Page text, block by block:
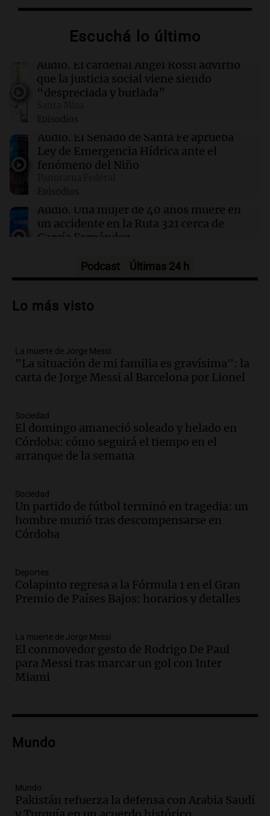
El papa León XIV exige el cese de ataques a
09:21 Espectáculos
Carlos Rottemberg presenta "Pasen y Lean",
su obra sobre 50 años en el teatro argentino
09:20 Sociedad
Un local en Dock Sud que hace reír a los chicos
a cambio de un pancho
El juicio a "Pity" Álvarez por el asesinato de
Cristian Díaz en Villa Lugano iniciará este
lunes
Escuchá lo último
Audio. El cardenal Ángel Rossi advirtió
que la justicia social viene siendo
“despreciada y burlada”
Episodios
Audio. El Senado de Santa Fe aprueba
Ley de Emergencia Hídrica ante el
fenómeno del Niño
Episodios
Audio. Una mujer de 40 años muere en
un accidente en la Ruta 321 cerca de
García Fernández
Audio.El Tesoro Nacional captura 12
liquidez de 4 billones
Audio.La lección del Titanic y la
humildad en tiempos de tormenta
según San Ignacio de Loyola
Audio.Tormentas y filtraciones: "El
agua entra por donde menos
imaginamos"
Audio.
Nahuel Pennisi y la huella de
Mercedes Sosa: "La emoción es el filtro
máximo".
Una Mañana para todos Rosario
Audio.
Orellana Lucca celebró su peña
de folclore en Córdoba
Tarde y Media
Audio.Trágico accidente en Mendoza:
un muerto y varios heridos tras caída de
vehículos desde un puente
Panorama Federal
Audio.Tragedia en Mendoza: un muerto
un puente
Audio.
Rosario para acompañar a su familia
Podcast Últimas 24 h
Lo más visto
La muerte de Jorge Messi
"La situación de mi familia es gravísima": la
carta de Jorge Messi al Barcelona por Lionel
Sociedad
El domingo amaneció soleado y helado en
Córdoba: cómo seguirá el tiempo en el
arranque de la semana
Sociedad
Un partido de fútbol terminó en tragedia: un
hombre murió tras descompensarse en
Córdoba
Deportes
Colapinto regresa a la Fórmula 1 en el Gran
Premio de Países Bajos: horarios y detalles
La muerte de Jorge Messi
El conmovedor gesto de Rodrigo De Paul
para Messi tras marcar un gol con Inter
Miami
Mundo
Mundo
Pakistán refuerza la defensa con Arabia Saudí